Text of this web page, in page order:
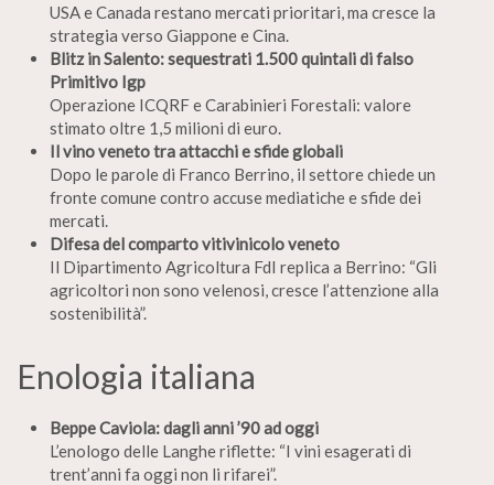
USA e Canada restano mercati prioritari, ma cresce la
strategia verso Giappone e Cina.
Blitz in Salento: sequestrati 1.500 quintali di falso
Primitivo Igp
Operazione ICQRF e Carabinieri Forestali: valore
stimato oltre 1,5 milioni di euro.
Il vino veneto tra attacchi e sfide globali
Dopo le parole di Franco Berrino, il settore chiede un
fronte comune contro accuse mediatiche e sfide dei
mercati.
Difesa del comparto vitivinicolo veneto
Il Dipartimento Agricoltura FdI replica a Berrino: “Gli
agricoltori non sono velenosi, cresce l’attenzione alla
sostenibilità”.
Enologia italiana
Beppe Caviola: dagli anni ’90 ad oggi
L’enologo delle Langhe riflette: “I vini esagerati di
trent’anni fa oggi non li rifarei”.